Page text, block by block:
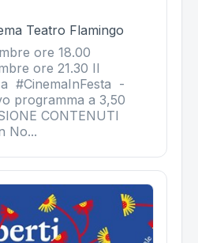
Teatro Flamingo
ore 18.00
ore 21.30 Il
#CinemaInFesta -
programma a 3,50
CONTENUTI
No...